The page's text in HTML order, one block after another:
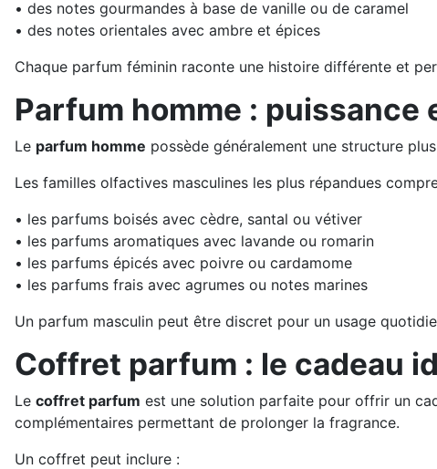
• des notes gourmandes à base de vanille ou de caramel
• des notes orientales avec ambre et épices
Chaque parfum féminin raconte une histoire différente et
Parfum homme : puissance
Le parfum homme possède généralement une structure
Les familles olfactives masculines les plus répandues
• les parfums boisés avec cèdre, santal ou vétiver
• les parfums aromatiques avec lavande ou romarin
• les parfums épicés avec poivre ou cardamome
• les parfums frais avec agrumes ou notes marines
Un parfum masculin peut être discret pour un usage
Coffret parfum : le cadeau
Le coffret parfum est une solution parfaite pour offrir un
complémentaires permettant de prolonger la fragrance.
Un coffret peut inclure :